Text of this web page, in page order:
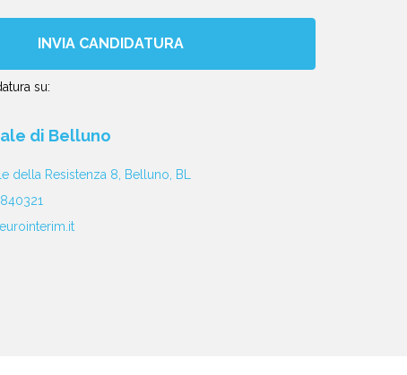
INVIA CANDIDATURA
su:
di Belluno
della Resistenza 8, Belluno, BL